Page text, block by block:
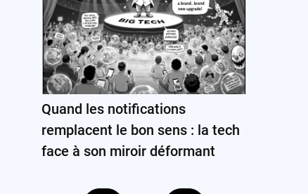
Quand les notifications
remplacent le bon sens : la tech
face à son miroir déformant